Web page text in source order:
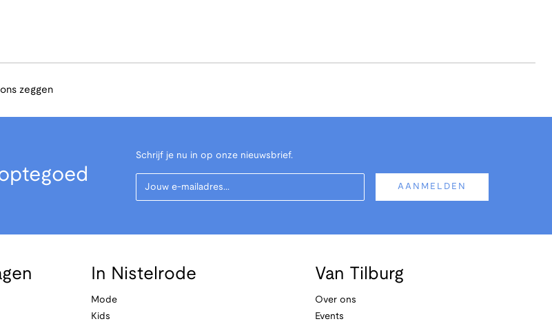
zeggen
Schrijf je nu in op onze nieuwsbrief.
Your Email
AANMELDEN
In Nistelrode
Mode
Kids
Van Tilburg
Over ons
Events